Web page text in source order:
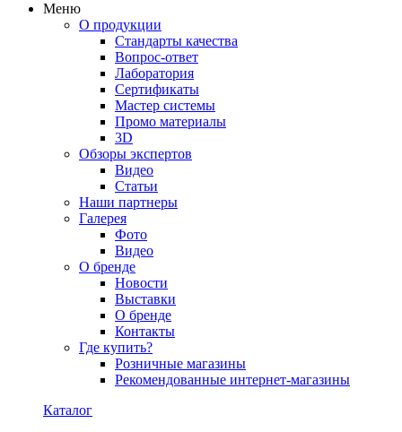
Меню
О продукции
Стандарты качества
Вопрос-ответ
Лаборатория
Сертификаты
Мастер системы
Промо материалы
3D
Обзоры экспертов
Видео
Статьи
Наши партнеры
Галерея
Фото
Видео
О бренде
Новости
Выставки
О бренде
Контакты
Где купить?
Розничные магазины
Рекомендованные интернет-магазины
Каталог